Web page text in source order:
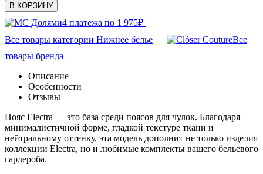
В КОРЗИНУ
4 платежа по 1 975₽
Все товары категории Нижнее белье
Все
товары бренда
Описание
Особенности
Отзывы
Пояс Electra — это база среди поясов для чулок. Благодаря
минималистичной форме, гладкой текстуре ткани и
нейтральному оттенку, эта модель дополнит не только изделия
коллекции Electra, но и любимые комплекты вашего бельевого
гардероба.